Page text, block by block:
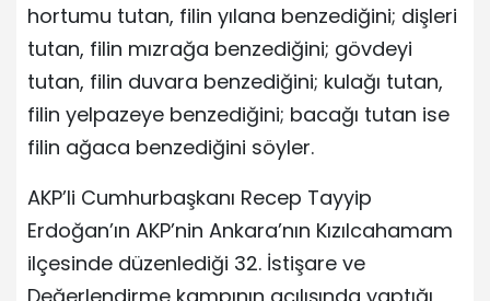
hortumu tutan, filin yılana benzediğini; dişleri
tutan, filin mızrağa benzediğini; gövdeyi
tutan, filin duvara benzediğini; kulağı tutan,
filin yelpazeye benzediğini; bacağı tutan ise
filin ağaca benzediğini söyler.
AKP’li Cumhurbaşkanı Recep Tayyip
Erdoğan’ın AKP’nin Ankara’nın Kızılcahamam
ilçesinde düzenlediği 32. İstişare ve